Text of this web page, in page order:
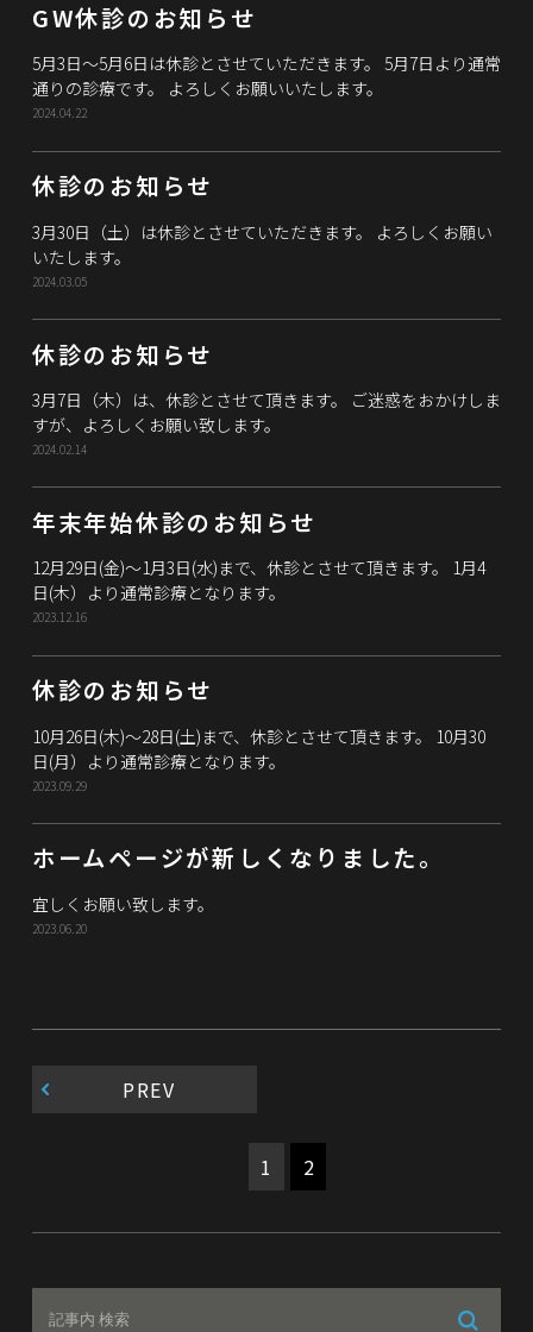
GW休診のお知らせ
5月3日～5月6日は休診とさせていただきます。 5月7日より通常
通りの診療です。 よろしくお願いいたします。
2024.04.22
休診のお知らせ
3月30日（土）は休診とさせていただきます。 よろしくお願い
いたします。
2024.03.05
休診のお知らせ
3月7日（木）は、休診とさせて頂きます。 ご迷惑をおかけしま
すが、よろしくお願い致します。
2024.02.14
年末年始休診のお知らせ
12月29日(金)～1月3日(水)まで、休診とさせて頂きます。 1月4
日(木）より通常診療となります。
2023.12.16
休診のお知らせ
10月26日(木)～28日(土)まで、休診とさせて頂きます。 10月30
日(月）より通常診療となります。
2023.09.29
ホームページが新しくなりました。
宜しくお願い致します。
2023.06.20
PREV
1 2